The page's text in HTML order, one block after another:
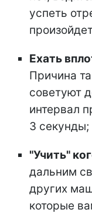
успеть
Ехать
Причина
советуют
интервал
3 секунды;
"Учить"
дальним
других
которые